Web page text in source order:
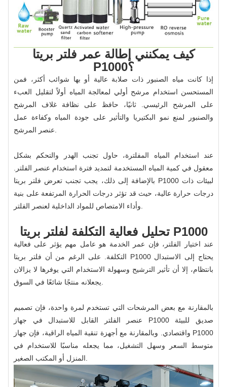
كيف يمكنني إطالة عمر فلتر بريتا
P1000؟
إذا كانت مياه الصنبور ذات صلابة عالية أو بها شوائب أكثر، فمن
المستحسن استخدام مرشح أولي لمعالجة المياه أولاً لتقليل العبء
على المرشح الرئيسي. ثانيًا، حافظ على نظافة غلاف المرشح
والصنبور لمنع نمو البكتيريا والتأثير على جودة المياه وكفاءة عمل
عند استخدام المياه المفلترة، حاول تجنب الهدر والتحكم بشكل
معقول في كمية المياه المستخدمة لتمديد فترة استخدام عنصر الفلتر.
بالإضافة إلى ذلك، يجب تجنب تعرض فلتر بريتا P1000 لبيئات ذات
درجات حرارة عالية، حيث قد تؤثر درجات الحرارة المرتفعة على بنية
تحليل فعالية التكلفة لفلتر بريتا P1000
عند اختيار الفلتر، فإن عمر الخدمة هو عامل مهم يؤثر على فعالية
التكلفة. على الرغم من أن فلتر بريتا P1000 يحتاج إلى الاستبدال
بانتظام، إلا أن تأثير الترشيح وسهولة الاستخدام التي يوفرها لا يزالان
بالمقارنة مع بعض المرشحات التي تستخدم لمرة واحدة، فإن تصميم
عنصر الفلتر القابل للاستبدال في جهاز P1000 صديق للبيئة
واقتصادي. وبالمقارنة مع أجهزة تنقية المياه الراقية، فإن جهاز P1000
متوسط ​​السعر وسهل التشغيل، مما يجعله مناسبًا للاستخدام في